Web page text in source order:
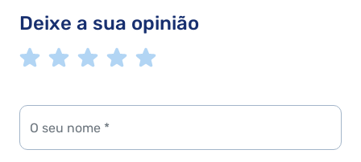
Deixe a sua opinião